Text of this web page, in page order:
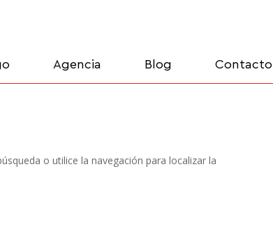
Agencia Blog Contacto
o utilice la navegación para localizar la